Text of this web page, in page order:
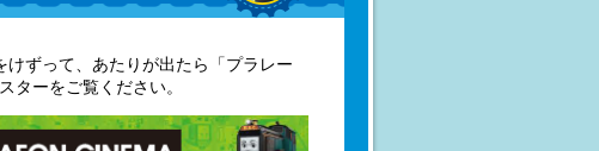
ずって、あたりが出たら「プラレー
ターをご覧ください。